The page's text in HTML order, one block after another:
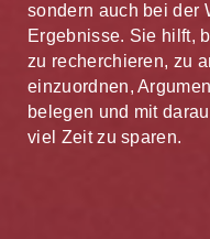
sondern auch bei der
Ergebnisse. Sie hilft,
zu recherchieren, zu
einzuordnen,
belegen und mit
viel Zeit zu sparen.